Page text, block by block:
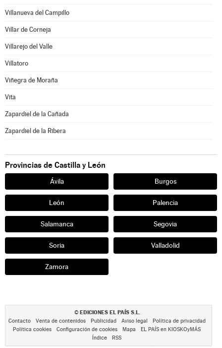
Villanueva del Campillo
Villar de Corneja
Villarejo del Valle
Villatoro
Viñegra de Moraña
Vita
Zapardiel de la Cañada
Zapardiel de la Ribera
Provincias de Castilla y León
Ávila Burgos
León Palencia
Salamanca Segovia
Soria Valladolid
Zamora
© EDICIONES EL PAÍS S.L.
Contacto Venta de contenidos Publicidad Aviso legal
Política de privacidad
Política cookies
Configuración de cookies Mapa
EL PAÍS en KIOSKOyMÁS
Índice
RSS